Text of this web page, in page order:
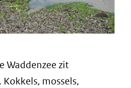
Waddenzee zit
mossels,